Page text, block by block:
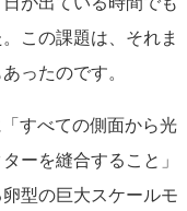
この課題は、それま
ったのです。
「すべての側面から光
ーを縫合すること」
型の巨大スケールモ